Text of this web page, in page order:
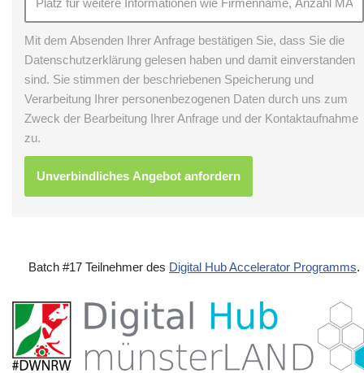
Mit dem Absenden Ihrer Anfrage bestätigen Sie, dass Sie die
Datenschutzerklärung gelesen haben und damit einverstanden
sind. Sie stimmen der beschriebenen Speicherung und
Verarbeitung Ihrer personenbezogenen Daten durch uns zum
Zweck der Bearbeitung Ihrer Anfrage und der Kontaktaufnahme
zu.
Batch #17 Teilnehmer des Digital Hub Accelerator Programms.